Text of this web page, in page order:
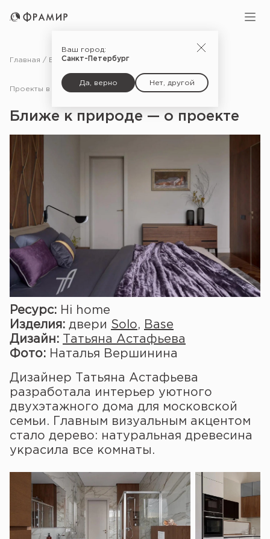
Ваш город:
Санкт-Петербург
Да, верно Нет, другой
Главная Блог Проекты в СМИ
Проекты в СМИ
Ближе к природе — о проекте
Ресурс: Hi home
Изделия: двери Solo, Base
Дизайн:
Татьяна Астафьева
Фото: Наталья Вершинина
Дизайнер Татьяна Астафьева
разработала интерьер уютного
двухэтажного дома для московской
семьи. Главным визуальным акцентом
стало дерево: натуральная древесина
украсила все комнаты.